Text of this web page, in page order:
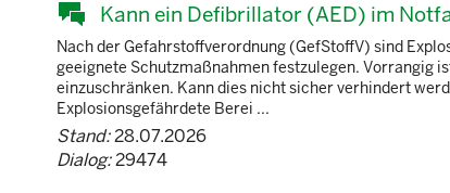
Kann ein Defibrillator (AED) im
Nach der Gefahrstoffverordnung (GefStoffV) sind
geeignete Schutzmaßnahmen festzulegen. Vorrangig
einzuschränken. Kann dies nicht sicher verhindert
Explosionsgefährdete Berei ...
Stand:28.07.2026
Dialog:29474